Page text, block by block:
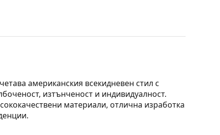
американския всекидневен стил с
изтънченост и индивидуалност.
материали, отлична изработка